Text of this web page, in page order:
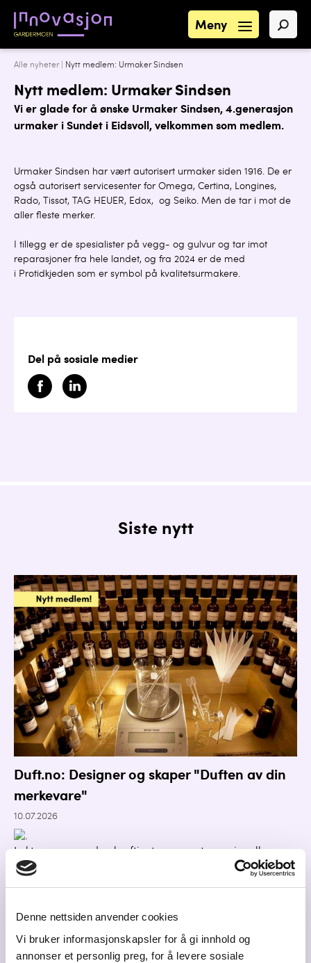
Denne nettsiden anvender cookies
Vi bruker informasjonskapsler for å gi innhold og
annonser et personlig preg, for å levere sosiale
Meny
Alle nyheter| Nytt medlem: Urmaker Sindsen
Nytt medlem: Urmaker Sindsen
Vi er glade for å ønske Urmaker Sindsen, 4.generasjon
urmaker i Sundet i Eidsvoll, velkommen som medlem.
Urmaker Sindsen har vært autorisert urmaker siden 1916. De er
også autorisert servicesenter for Omega, Certina, Longines,
Rado, Tissot, TAG HEUER, Edox, og Seiko. Men de tar i mot de
aller fleste merker.
I tillegg er de spesialister på vegg- og gulvur og tar imot
reparasjoner fra hele landet, og fra 2024 er de med
i Protidkjeden som er symbol på kvalitetsurmakere.
Del på sosiale medier
Siste nytt
Duft.no: Designer og skaper "Duften av din
merkevare"
10.07.2026
Luktesansen er den kraftigste og mest emosjonelle av
alle sansene, og er direkte knyttet til minnet.
Verdien av en egen signaturduft
merkevare er undervurdert, mener eier og
gründer av Duft.no, Joachim Aulie.